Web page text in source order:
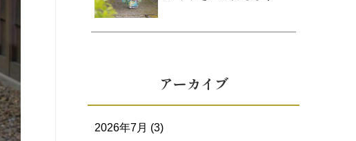
アーカイブ
2026年7月 (3)